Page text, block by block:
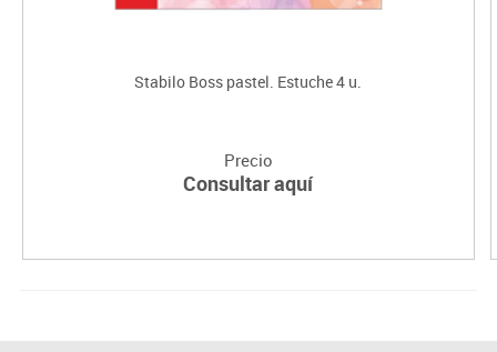
Stabilo Boss pastel. Estuche 4 u.
Precio
Consultar aquí